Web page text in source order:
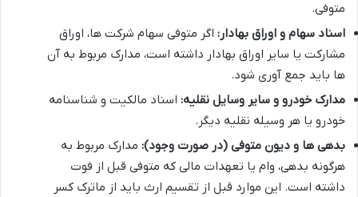
متوفی.
اسناد سهام و اوراق بهادار: اگر متوفی سهام شرکت ها، اوراق
مشارکت یا سایر اوراق بهادار داشته است، مدارک مربوط به آن
ها باید جمع آوری شود.
مدارک خودرو و سایر وسایل نقلیه: اسناد مالکیت و شناسنامه
خودرو یا هر وسیله نقلیه دیگر.
بدهی ها و دیون متوفی (در صورت وجود): مدارک مربوط به
هرگونه بدهی، وام یا تعهدات مالی که متوفی قبل از فوت
داشته است. این موارد قبل از تقسیم ارث باید از ماترک کسر